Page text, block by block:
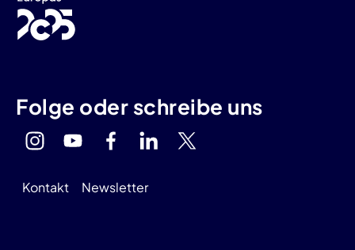
Folge oder schreibe uns
Kontakt Newsletter